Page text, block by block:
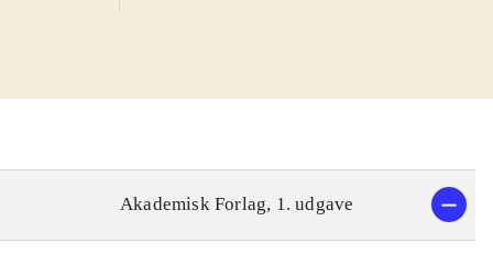
Akademisk Forlag, 1. udgave